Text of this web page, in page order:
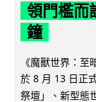
領門檻而
鐘
《魔獸世界：
於 8 月 13 日正
祭壇」、新型態